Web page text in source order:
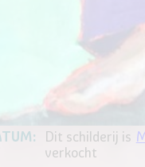
Dit schilderij is
verkocht